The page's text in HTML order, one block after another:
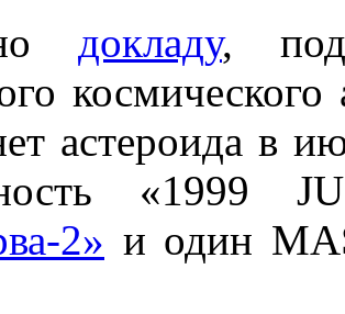
докладу,
астероида в
«1999
2» и один